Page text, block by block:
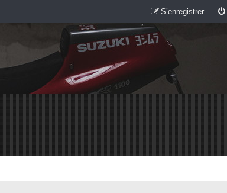
S’enregistrer